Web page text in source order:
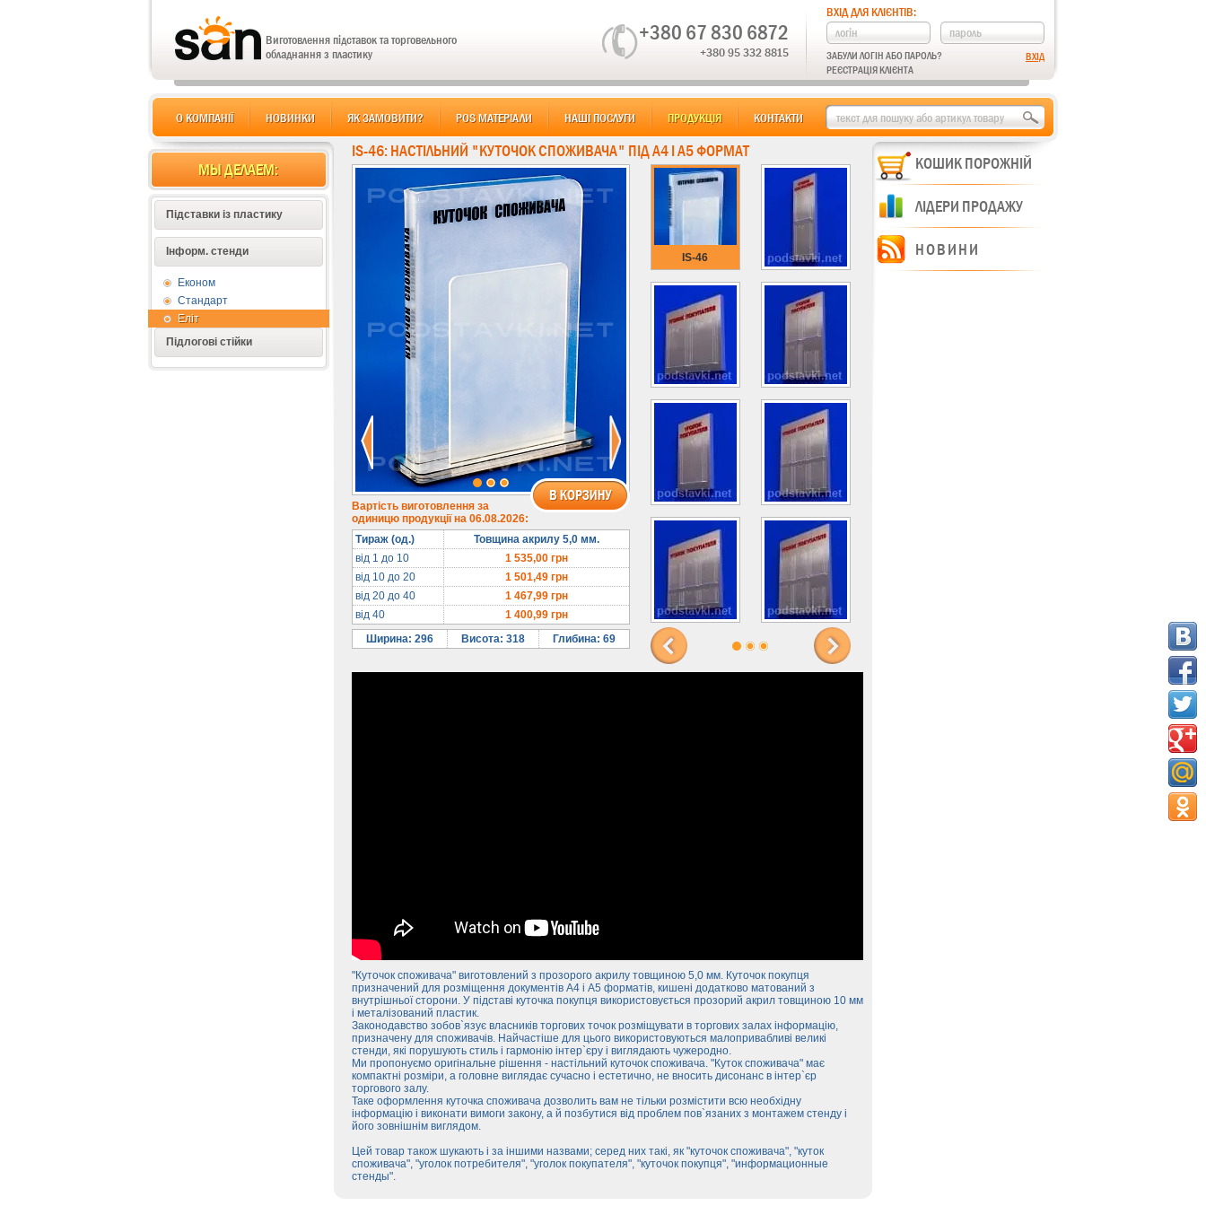
Виготовлення підставок та торговельного
обладнання з пластику
+380 67 830 6872
+380 95 332 8815
ВХІД ДЛЯ КЛІЄНТІВ:
ЗАБУЛИ ЛОГІН АБО ПАРОЛЬ?
РЕЄСТРАЦІЯ КЛІЄНТА
О КОМПАНІЇ НОВИНКИ ЯК ЗАМОВИТИ? POS МАТЕРІАЛИ НАШІ ПОСЛУГИ ПРОДУКЦІЯ КОНТАКТИ
МЫ ДЕЛАЕМ:
Підставки із пластику
Інформ. стенди
Економ
Стандарт
Еліт
Підлогові стійки
IS-46: НАСТІЛЬНИЙ "КУТОЧОК СПОЖИВАЧА" ПІД А4 І А5 ФОРМАТ
Вартість виготовлення за
одиницю продукції на 06.08.2026:
Тираж (од.)
Товщина акрилу 5,0 мм.
від 1 до 10
1 535,00грн
від 10 до 20
1 501,49грн
від 20 до 40
1 467,99грн
від 40
1 400,99грн
Ширина: 296
Висота: 318 Глибина: 69
"Куточок споживача" виготовлений з прозорого акрилу товщиною 5,0 мм. Куточок покупця
призначений для розміщення документів А4 і А5 форматів, кишені додатково матований з
внутрішньої сторони. У підставі куточка покупця використовується прозорий акрил товщиною 10 мм
і металізований пластик.
Законодавство зобов`язує власників торгових точок розміщувати в торгових залах інформацію,
призначену для споживачів. Найчастіше для цього використовуються малопривабливі великі
стенди, які порушують стиль і гармонію інтер`єру і виглядають чужеродно.
Ми пропонуємо оригінальне рішення - настільний куточок споживача. "Куток споживача" має
компактні розміри, а головне виглядає сучасно і естетично, не вносить дисонанс в інтер`єр
торгового залу.
Таке оформлення куточка споживача дозволить вам не тільки розмістити всю необхідну
інформацію і виконати вимоги закону, а й позбутися від проблем пов`язаних з монтажем стенду і
його зовнішнім виглядом.
Цей товар також шукають і за іншими назвами; серед них такі, як "куточок споживача", "куток
споживача", "уголок потребителя", "уголок покупателя", "куточок покупця", "информационные
стенды".
IS-46
КОШИК ПОРОЖНІЙ
ЛІДЕРИ ПРОДАЖУ
НОВИНИ